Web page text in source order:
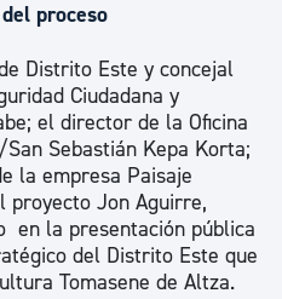
proceso
Distrito Este y concejal
Ciudadana y
el director de la Oficina
Sebastián Kepa Korta;
la empresa Paisaje
proyecto Jon Aguirre,
en la presentación pública
del Distrito Este que
Tomasene de Altza.